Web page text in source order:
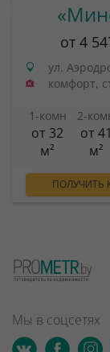
от 4
ул.
комфорт,
1-комн
от 32
м²
2-
от 41
м²
ПОЛУЧИТЬ
Мы в соцсетях